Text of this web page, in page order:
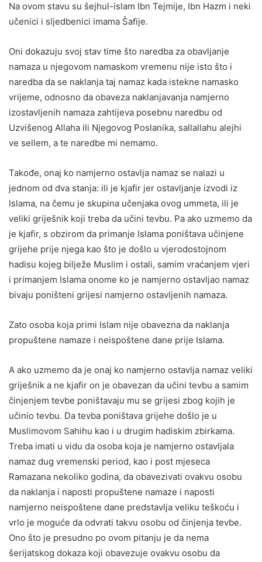
Na ovom stavu su šejhul-islam Ibn Tejmije, Ibn Hazm i neki
učenici i sljedbenici imama Šafije.
Oni dokazuju svoj stav time što naredba za obavljanje
namaza u njegovom namaskom vremenu nije isto što i
naredba da se naklanja taj namaz kada istekne namasko
vrijeme, odnosno da obaveza naklanjavanja namjerno
izostavljenih namaza zahtijeva posebnu naredbu od
Uzvišenog Allaha ili Njegovog Poslanika, sallallahu alejhi
ve sellem, a te naredbe mi nemamo.
Takođe, onaj ko namjerno ostavlja namaz se nalazi u
jednom od dva stanja: ili je kjafir jer ostavljanje izvodi iz
Islama, na čemu je skupina učenjaka ovog ummeta, ili je
veliki griješnik koji treba da učini tevbu. Pa ako uzmemo da
je kjafir, s obzirom da primanje Islama poništava učinjene
grijehe prije njega kao što je došlo u vjerodostojnom
hadisu kojeg bilježe Muslim i ostali, samim vraćanjem vjeri
i primanjem Islama onome ko je namjerno ostavljao namaz
bivaju poništeni grijesi namjerno ostavljenih namaza.
Zato osoba koja primi Islam nije obavezna da naklanja
propuštene namaze i neispoštene dane prije Islama.
A ako uzmemo da je onaj ko namjerno ostavlja namaz veliki
griješnik a ne kjafir on je obavezan da učini tevbu a samim
činjenjem tevbe poništavaju mu se grijesi zbog kojih je
učinio tevbu. Da tevba poništava grijehe došlo je u
Muslimovom Sahihu kao i u drugim hadiskim zbirkama.
Treba imati u vidu da osoba koja je namjerno ostavljala
namaz dug vremenski period, kao i post mjeseca
Ramazana nekoliko godina, da obavezivati ovakvu osobu
da naklanja i naposti propuštene namaze i naposti
namjerno neispoštene dane predstavlja veliku teškoću i
vrlo je moguće da odvrati takvu osobu od činjenja tevbe.
Ono što je presudno po ovom pitanju je da nema
šerijatskog dokaza koji obavezuje ovakvu osobu da